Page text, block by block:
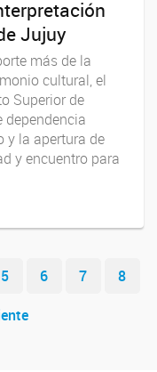
Jujuy
más de la
cultural, el
Superior de
dependencia
y la apertura de
y encuentro para
5 6 7
8